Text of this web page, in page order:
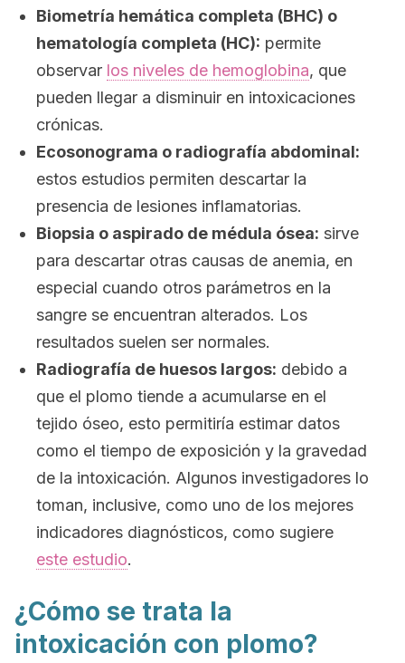
Biometría hemática completa (BHC) o
hematología completa (HC): permite
observar los niveles de hemoglobina, que
pueden llegar a disminuir en intoxicaciones
crónicas.
Ecosonograma o radiografía abdominal:
estos estudios permiten descartar la
presencia de lesiones inflamatorias.
Biopsia o aspirado de médula ósea: sirve
para descartar otras causas de anemia, en
especial cuando otros parámetros en la
sangre se encuentran alterados. Los
resultados suelen ser normales.
Radiografía de huesos largos: debido a
que el plomo tiende a acumularse en el
tejido óseo, esto permitiría estimar datos
como el tiempo de exposición y la gravedad
de la intoxicación. Algunos investigadores lo
toman, inclusive, como uno de los mejores
indicadores diagnósticos, como sugiere
este estudio.
¿Cómo se trata la
intoxicación con plomo?